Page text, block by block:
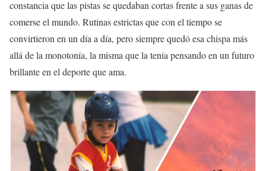
constancia que las pistas se quedaban cortas frente a sus ganas de
comerse el mundo. Rutinas estrictas que con el tiempo se
convirtieron en un día a día, pero siempre quedó esa chispa más
allá de la monotonía, la misma que la tenía pensando en un futuro
brillante en el deporte que ama.